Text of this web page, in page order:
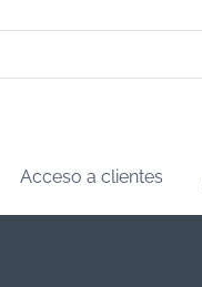
Acceso a clientes